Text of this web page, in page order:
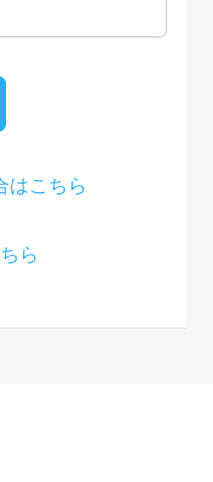
はこちら
ら